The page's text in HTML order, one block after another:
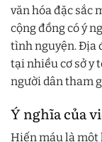
văn hóa đặc sắc
cộng đồng có ý
tình nguyện. Địa
tại nhiều cơ sở y
người dân tham
Ý nghĩa của
Hiến máu là một